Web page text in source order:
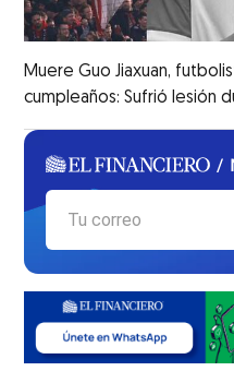
Muere Guo Jiaxuan,
cumpleaños: Sufrió lesión